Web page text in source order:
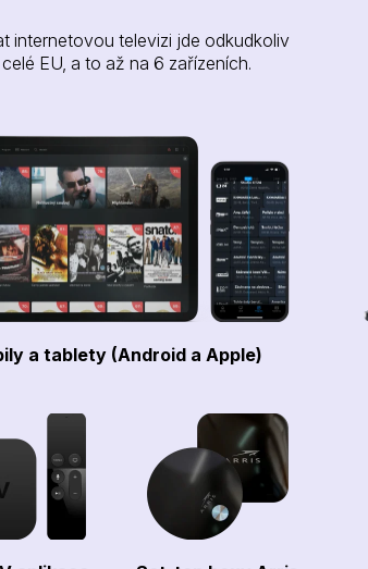
internetovou televizi jde odkudkoliv
EU, a to až na 6 zařízeních.
a tablety (Android a Apple)